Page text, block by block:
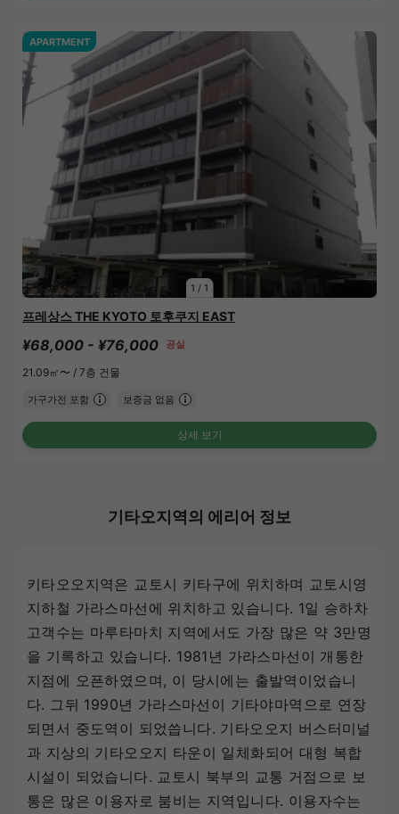
1 / 1
APARTMENT
프레상스 THE KYOTO 토후쿠지 EAST
¥68,000 - ¥76,000 공실
21.09㎡〜 / 7층 건물
가구가전 포함 보증금 없음
상세 보기
기타오지역의 에리어 정보
키타오오지역은 교토시 키타구에 위치하며 교토시영
지하철 가라스마선에 위치하고 있습니다. 1일 승하차
고객수는 마루타마치 지역에서도 가장 많은 약 3만명
을 기록하고 있습니다. 1981년 가라스마선이 개통한
지점에 오픈하였으며, 이 당시에는 출발역이었습니
다. 그뒤 1990년 가라스마선이 기타야마역으로 연장
되면서 중도역이 되었씁니다. 기타오오지 버스터미널
과 지상의 기타오오지 타운이 일체화되어 대형 복합
시설이 되었습니다. 교토시 북부의 교통 거점으로 보
통은 많은 이용자로 붐비는 지역입니다. 이용자수는